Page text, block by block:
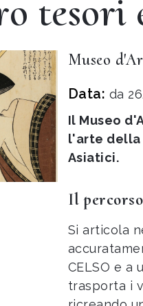
tesori
Museo
Data: da
Il Museo
l'arte
Asiatici.
Il
Si articola
CELSO e a
trasporta i